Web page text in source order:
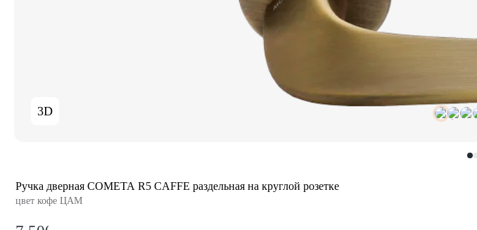
3D
Ручка дверная COMETA R5 CAFFE раздельная на круглой розетке
цвет кофе ЦАМ